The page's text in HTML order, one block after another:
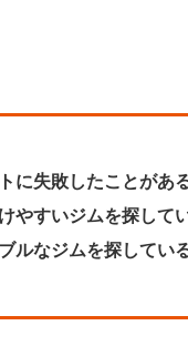
に失敗したことがあ
やすいジムを探して
ルなジムを探してい